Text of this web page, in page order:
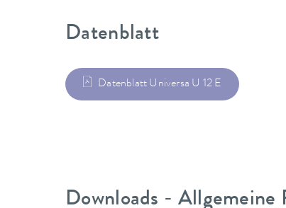
Datenblatt
Datenblatt Universa U 12 E
Downloads - Allgemeine